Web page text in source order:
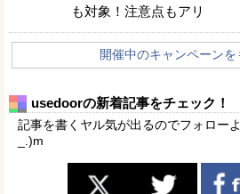
も対象！注意点もアリ
開催中のキャンペーンを
usedoorの新着記事をチェック！
記事を書くヤル気が出るのでフォロー
_.)m